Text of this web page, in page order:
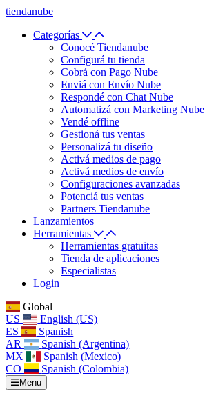
tiendanube
Categorías
Conocé Tiendanube
Configurá tu tienda
Cobrá con Pago Nube
Enviá con Envío Nube
Respondé con Chat Nube
Automatizá con Marketing Nube
Vendé offline
Gestioná tus ventas
Personalizá tu diseño
Activá medios de pago
Activá medios de envío
Configuraciones avanzadas
Potenciá tus ventas
Partners Tiendanube
Lanzamientos
Herramientas
Herramientas gratuitas
Tienda de aplicaciones
Especialistas
Login
Global
US
English (US)
ES
Spanish
AR
Spanish (Argentina)
MX
Spanish (Mexico)
CO
Spanish (Colombia)
Menu